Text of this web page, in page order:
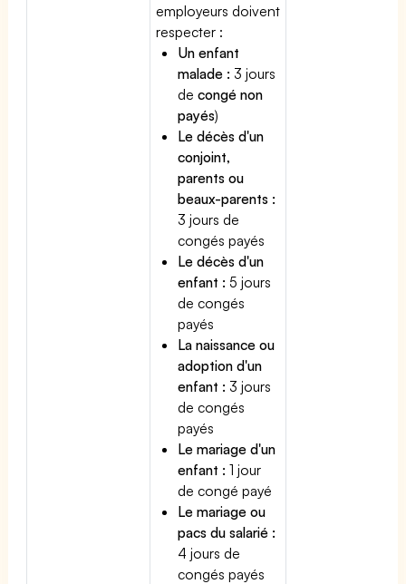
employeurs doivent
respecter :
Un enfant
malade : 3 jours
decongé non
payés)
Le décès d'un
conjoint,
parents ou
beaux-parents :
3 jours de
congés payés
Le décès d'un
enfant : 5 jours
de congés
payés
La naissance ou
adoption d'un
enfant : 3 jours
de congés
payés
Le mariage d'un
enfant : 1 jour
de congé payé
Le mariage ou
pacs du salarié :
4 jours de
congés payés